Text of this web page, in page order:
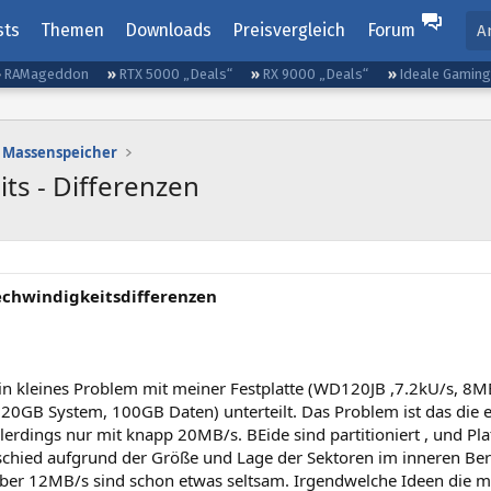
Themen Downloads Preisvergleich Forum
RAMageddon RTX 5000 „Deals“ RX 9000 „Deals“ Ideale
Massenspeicher
- Differenzen
kleines Problem mit meiner Festplatte (WD120JB ,7.2kU/s,
System, 100GB Daten) unterteilt. Das Problem ist das
nur mit knapp 20MB/s. BEide sind partitioniert , und
aufgrund der Größe und Lage der Sektoren im inneren
12MB/s sind schon etwas seltsam. Irgendwelche Ideen die